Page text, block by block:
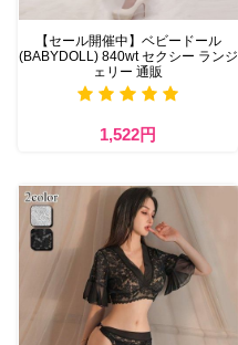
【セール開催中】ベビードール
(BABYDOLL) 840wt セクシー ランジ
ェリー 通販
1,522円